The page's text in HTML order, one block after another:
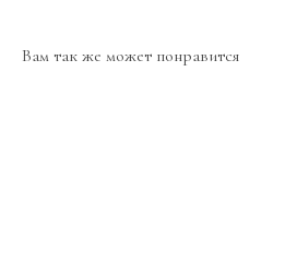
Вам так же может понравится